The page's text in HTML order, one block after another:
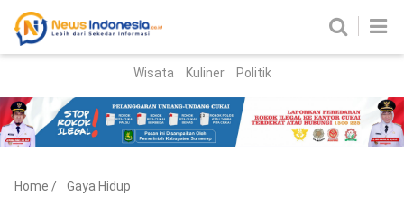
Parlemen
Wisata Kuliner Politik
Home / Gaya Hidup